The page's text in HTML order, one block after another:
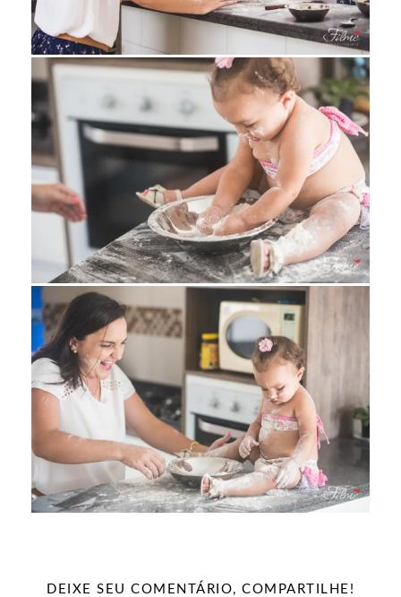
DEIXE SEU COMENTÁRIO, COMPARTILHE!